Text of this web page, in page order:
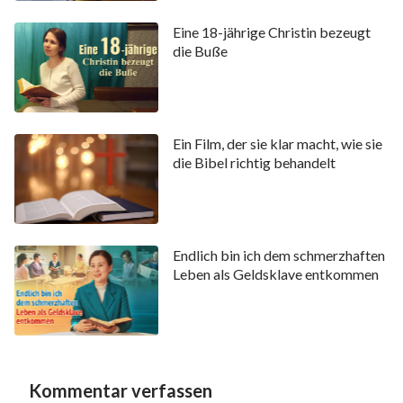
Gemeindemitglieder mit Familie und weltlichen
Verwirrungen pflegten bei den Priestern Hilfe zu
suchen, aber sie redeten sich nur halbherzig heraus:
„Dies sind nur Kreuze, die wir tragen müssen.“ Sie
Praktizierens zu verweisen. Als sie dies hörten, waren
sie hilflos, und sie lebten einfach weiterhin im
Schmerz ihrer weltlichen Verwirrungen ohne einen
Ursache für so viele Probleme, die in der Kirche
auftraten? Ohne eine Richtung oder ein Ziel fühlte
ich mich wirklich verloren, und ich wollte nicht mehr
zur Kirche gehen.
Eine 18-jährige Christin bezeugt
die Buße
Ein Film, der sie klar macht, wie sie
die Bibel richtig behandelt
Endlich bin ich dem schmerzhaften
Leben als Geldsklave entkommen
Kommentar verfassen